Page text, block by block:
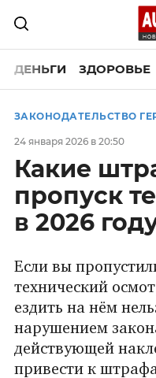
ДЕНЬГИ ЗДОРОВЬЕ
ЗАКОНОДАТЕЛЬСТВО
24 января 2026 в 20:50
Какие
пропуск
в 2026
Если вы
технический
ездить на нём
нарушением
действующей
привести к